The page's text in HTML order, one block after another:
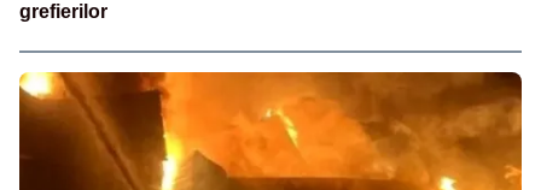
grefierilor